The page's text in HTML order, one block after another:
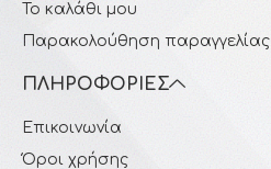
Το καλάθι μου
Παρακολούθηση παραγγελίας
ΠΛΗΡΟΦΟΡΊΕΣ
Επικοινωνία
Όροι χρήσης